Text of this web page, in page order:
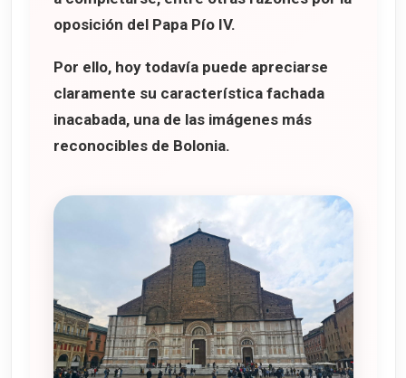
oposición del Papa Pío IV.
Por ello, hoy todavía puede apreciarse
claramente su característica fachada
inacabada, una de las imágenes más
reconocibles de Bolonia.